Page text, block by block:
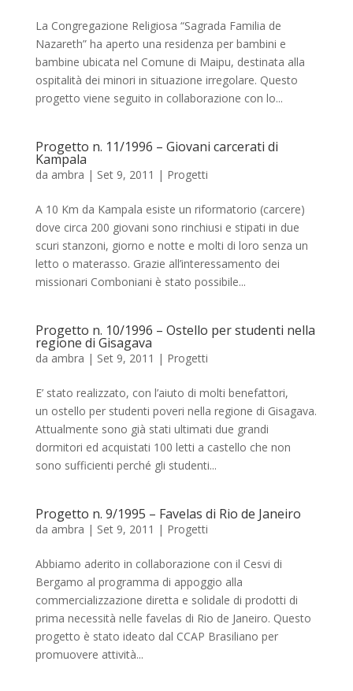
La Congregazione Religiosa “Sagrada Familia de
Nazareth” ha aperto una residenza per bambini e
bambine ubicata nel Comune di Maipu, destinata alla
ospitalità dei minori in situazione irregolare. Questo
progetto viene seguito in collaborazione con lo...
Progetto n. 11/1996 – Giovani carcerati di
Kampala
da ambra | Set 9, 2011 | Progetti
A 10 Km da Kampala esiste un riformatorio (carcere)
dove circa 200 giovani sono rinchiusi e stipati in due
scuri stanzoni, giorno e notte e molti di loro senza un
letto o materasso. Grazie all’interessamento dei
missionari Comboniani è stato possibile...
Progetto n. 10/1996 – Ostello per studenti nella
regione di Gisagava
da ambra | Set 9, 2011 | Progetti
E’ stato realizzato, con l’aiuto di molti benefattori,
un ostello per studenti poveri nella regione di Gisagava.
Attualmente sono già stati ultimati due grandi
dormitori ed acquistati 100 letti a castello che non
sono sufficienti perché gli studenti...
Progetto n. 9/1995 – Favelas di Rio de Janeiro
da ambra | Set 9, 2011 | Progetti
Abbiamo aderito in collaborazione con il Cesvi di
Bergamo al programma di appoggio alla
commercializzazione diretta e solidale di prodotti di
prima necessità nelle favelas di Rio de Janeiro. Questo
progetto è stato ideato dal CCAP Brasiliano per
promuovere attività...